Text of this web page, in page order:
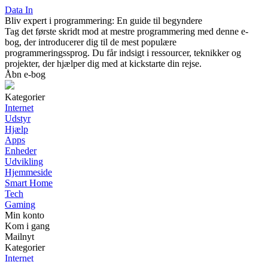
Data In
Bliv expert i programmering: En guide til begyndere
Tag det første skridt mod at mestre programmering med denne e-
bog, der introducerer dig til de mest populære
programmeringssprog. Du får indsigt i ressourcer, teknikker og
projekter, der hjælper dig med at kickstarte din rejse.
Åbn e-bog
Kategorier
Internet
Udstyr
Hjælp
Apps
Enheder
Udvikling
Hjemmeside
Smart Home
Tech
Gaming
Min konto
Kom i gang
Mailnyt
Kategorier
Internet